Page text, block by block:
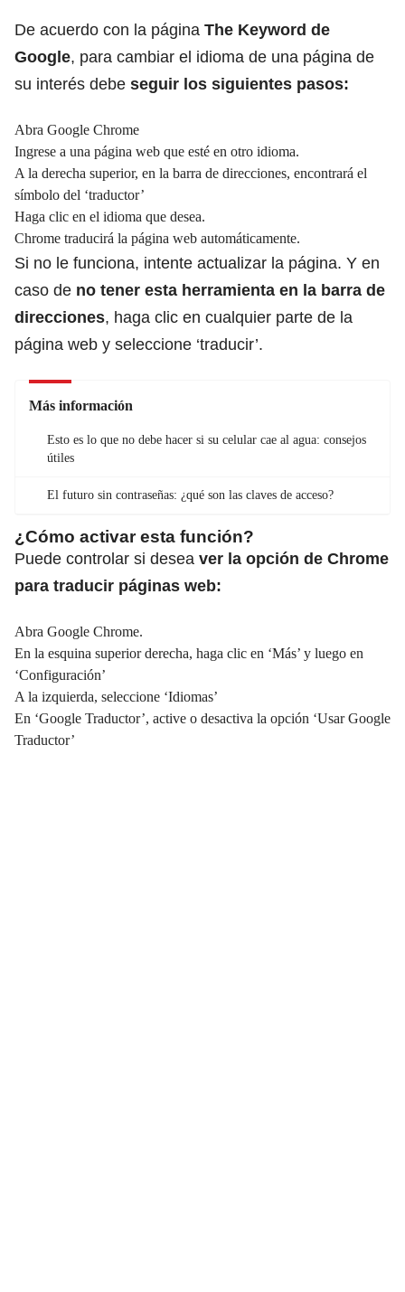
De acuerdo con la página The Keyword de
Google, para cambiar el idioma de una página de
su interés debe seguir los siguientes pasos:
Abra Google Chrome
Ingrese a una página web que esté en otro idioma.
A la derecha superior, en la barra de direcciones, encontrará el
símbolo del ‘traductor’
Haga clic en el idioma que desea.
Chrome traducirá la página web automáticamente.
Si no le funciona, intente actualizar la página. Y en
caso de no tener esta herramienta en la barra de
direcciones, haga clic en cualquier parte de la
página web y seleccione ‘traducir’.
Más información
Esto es lo que no debe hacer si su celular cae al agua: consejos
útiles
El futuro sin contraseñas: ¿qué son las claves de acceso?
¿Cómo activar esta función?
Puede controlar si desea ver la opción de Chrome
para traducir páginas web:
Abra Google Chrome.
En la esquina superior derecha, haga clic en ‘Más’ y luego en
‘Configuración’
A la izquierda, seleccione ‘Idiomas’
En ‘Google Traductor’, active o desactiva la opción ‘Usar Google
Traductor’